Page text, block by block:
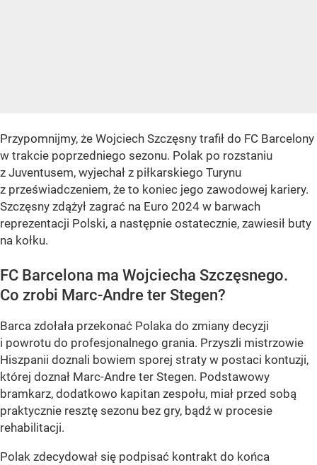
Przypomnijmy, że Wojciech Szczęsny trafił do FC Barcelony
w trakcie poprzedniego sezonu. Polak po rozstaniu
z Juventusem, wyjechał z piłkarskiego Turynu
z przeświadczeniem, że to koniec jego zawodowej kariery.
Szczęsny zdążył zagrać na Euro 2024 w barwach
reprezentacji Polski, a następnie ostatecznie, zawiesił buty
na kołku.
FC Barcelona ma Wojciecha Szczęsnego.
Co zrobi Marc-Andre ter Stegen?
Barca zdołała przekonać Polaka do zmiany decyzji
i powrotu do profesjonalnego grania. Przyszli mistrzowie
Hiszpanii doznali bowiem sporej straty w postaci kontuzji,
której doznał Marc-Andre ter Stegen. Podstawowy
bramkarz, dodatkowo kapitan zespołu, miał przed sobą
praktycznie resztę sezonu bez gry, bądź w procesie
rehabilitacji.
Polak zdecydował się podpisać kontrakt do końca